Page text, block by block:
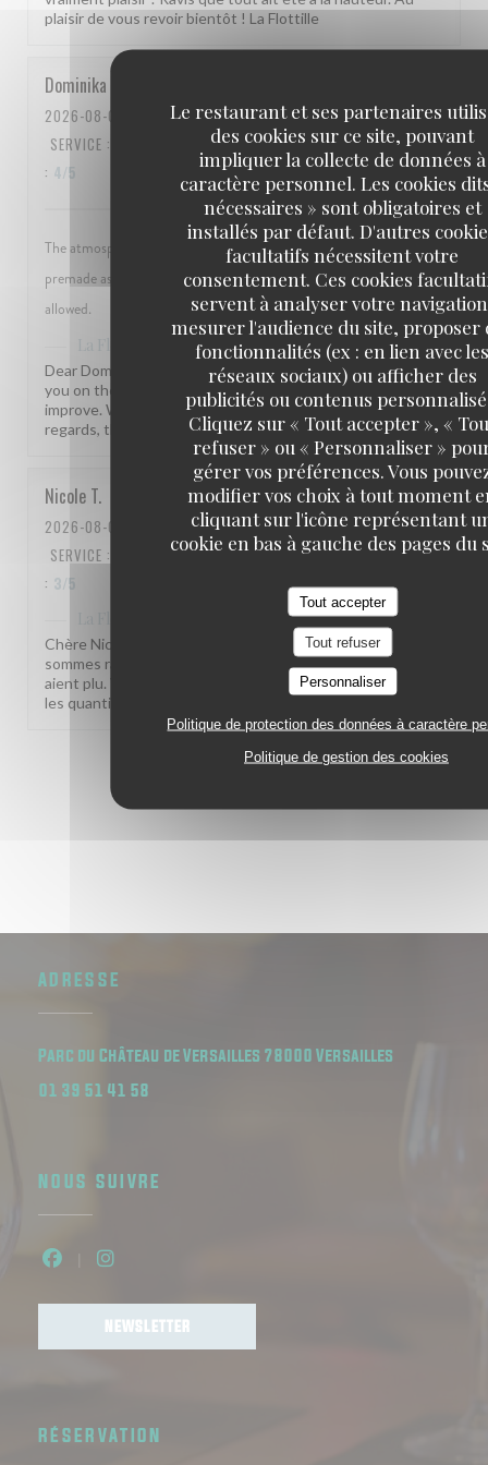
Le restaurant et ses partenaires
des cookies sur ce site, pouvant
impliquer la collecte de données à
caractère personnel. Les cookies
nécessaires » sont obligatoires et
installés par défaut. D'autres
facultatifs nécessitent votre
consentement. Ces cookies
servent à analyser votre
mesurer l'audience du site, proposer
fonctionnalités (ex : en lien avec
réseaux sociaux) ou afficher des
publicités ou contenus
Cliquez sur « Tout accepter », «
refuser » ou « Personnaliser »
gérer vos préférences. Vous
modifier vos choix à tout moment
cliquant sur l'icône représentant
cookie en bas à gauche des pages du
Tout accepter
Tout refuser
Personnaliser
Politique de protection des données à caractère
Politique de gestion des cookies
plaisir de vous revoir bientôt ! La Flottille
Dominika
2026-08-02
- 12:00 - COUVERTS 7
SERVICE : : 5/5 CUISINE: 4/5 QUALITÉ / PRIX
: 4/5
The atmosphere was very nice. The food was good but seemed to be
premade as it arrived very quickly and no modifications were
allowed.
a répondu à cet avis
Dear Dominika, thank you for your kind words! We hear
you on the flexibility of our menu and are always looking to
improve. We hope to welcome you back soon! Kind
regards, the La Flottille team
Nicole T
2026-08-01
- 14:00 - COUVERTS 2
SERVICE : AMBIANCE: 4 /5 CUISINE : 4/5 QUALITÉ / PRIX
: 3/5
Chère Nicole, quel plaisir de recevoir votre retour ! Nous
sommes ravis que notre équipe et notre terrasse vous
aient plu. Votre remarque sur l'emplacement de la table et
les quantités est bien notée. À très bientôt à La Flottille !
2 3
ADRESSE
Parc du Château de Versailles 78000 Versailles
01 39 51 41 58
NOUS SUIVRE
Facebook ((ouvre une nouvelle fenêtre))
NEWSLETTER
RÉSERVATION